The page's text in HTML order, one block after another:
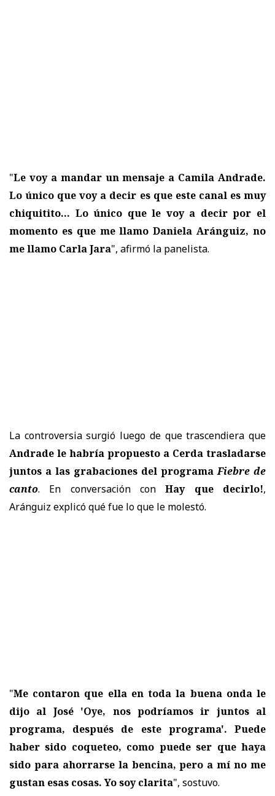
"Le voy a mandar un mensaje a Camila Andrade.
Lo único que voy a decir es que este canal es muy
chiquitito... Lo único que le voy a decir por el
momento es que me llamo Daniela Aránguiz, no
me llamo Carla Jara", afirmó la panelista.
La controversia surgió luego de que trascendiera que
Andrade le habría propuesto a Cerda trasladarse
juntos a las grabaciones del programaFiebre de
canto. En conversación conHay que decirlo!,
Aránguiz explicó qué fue lo que le molestó.
"Me contaron que ella en toda la buena onda le
dijo al José 'Oye, nos podríamos ir juntos al
programa, después de este programa'. Puede
haber sido coqueteo, como puede ser que haya
sido para ahorrarse la bencina, pero a mí no me
gustan esas cosas. Yo soy clarita", sostuvo.